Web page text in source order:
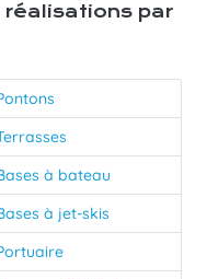
réalisations par
à bateau
à jet-skis